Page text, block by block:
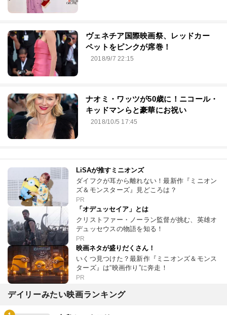
ヴェネチア国際映画祭、レッドカー
ペットをピンクが席巻！
2018/9/7 22:15
ナオミ・ワッツが50歳に！ニコール・
キッドマンらと豪華にお祝い
2018/10/5 17:45
LiSAが推すミニオンズ
ダイフクが耳から離れない！最新作『ミニオン
ズ＆モンスターズ』見どころは？
PR
「オデュッセイア」とは
クリストファー・ノーラン監督が挑む、英雄オ
デュッセウスの物語を知る！
PR
映画ネタが盛りだくさん！
いくつ見つけた？最新作『ミニオンズ＆モンス
ターズ』は“映画作り”に奔走！
PR
デイリーみたい映画ランキング